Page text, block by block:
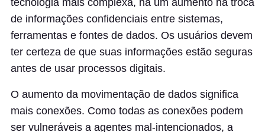
tecnologia mais complexa, há um aumento na troca
de informações confidenciais entre sistemas,
ferramentas e fontes de dados. Os usuários devem
ter certeza de que suas informações estão seguras
antes de usar processos digitais.
O aumento da movimentação de dados significa
mais conexões. Como todas as conexões podem
ser vulneráveis a agentes mal-intencionados, a